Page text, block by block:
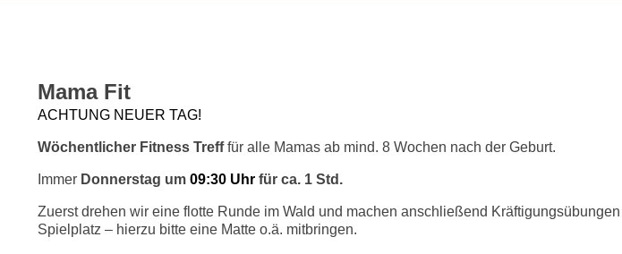
Mama Fit
ACHTUNG NEUER TAG!
Wöchentlicher Fitness Trefffür alle Mamas ab mind. 8 Wochen nach der Geburt.
Immer Donnerstag um 09:30 Uhr für ca. 1 Std.
Zuerst drehen wir eine flotte Runde im Wald und machen anschließend
Spielplatz – hierzu bitte eine Matte o.ä. mitbringen.